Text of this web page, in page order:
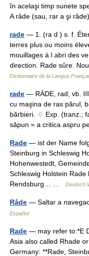
în acelaşi timp sunete
A râde (sau, rar a şi
rade — 1. (ra d ) s. f.
terres plus ou moins
mouillages à l abri des
direction. Rade sûre.
Dictionnaire de la Langue
rade — RÁDE, rad, vb.
cu maşina de ras părul,
bărbieri. ♢ Exp. (tranz.;
săpun = a critica aspru
Rade — ist der Name
Steinburg in Schleswig
Hohenwestedt,
Schleswig Holstein
Rendsburg… …
Deutsch
Råde — Saltar a
Español
Rade — may refer to:*E
Asia also called Rhade
Germany: **Rade,